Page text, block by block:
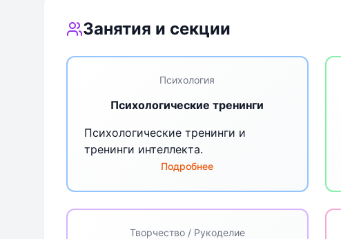
Занятия и секции
Психология
Психологические тренинги
Психологические тренинги и
тренинги интеллекта.
Подробнее
Творчество / Рукоделие